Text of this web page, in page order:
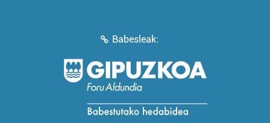
Babesleak: